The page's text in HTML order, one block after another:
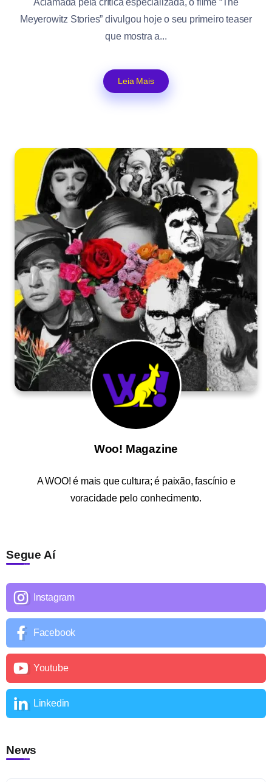
Aclamada pela crítica especializada, o filme “The
Meyerowitz Stories” divulgou hoje o seu primeiro teaser
que mostra a...
Leia Mais
Woo! Magazine
AWOO! é mais que cultura; é paixão, fascínio e
voracidade pelo conhecimento.
Segue Aí
Instagram
Facebook
Youtube
Linkedin
News